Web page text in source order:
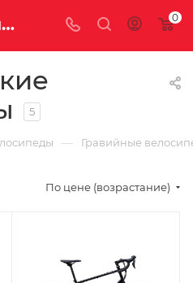
Туристические велосипеды купить недорого с доставкой 0
5
— Гравийные
По цене (возрастание)